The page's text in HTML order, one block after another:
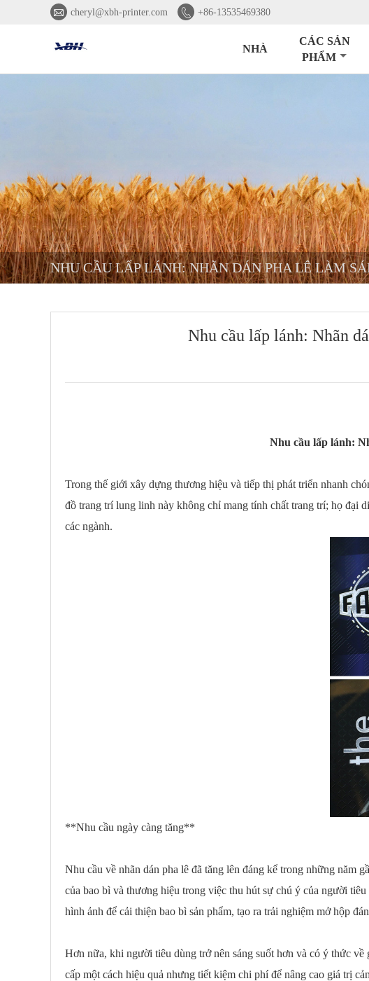
 cheryl@xbh-printer.com  +86-13535469380
NHÀ
CÁC SẢN
PHẨM
NHU CẦU LẤP LÁNH: NHÃN DÁN PHA LÊ LÀM
Nhu cầu lấp lánh: Nhãn
Nhu cầu lấp lánh:
Trong thế giới xây dựng thương hiệu và tiếp thị phát triển nhanh
đồ trang trí lung linh này không chỉ mang tính chất trang trí; họ đại
các ngành.
**Nhu cầu ngày càng tăng**
Nhu cầu về nhãn dán pha lê đã tăng lên đáng kể trong những năm
của bao bì và thương hiệu trong việc thu hút sự chú ý của người
hình ảnh để cải thiện bao bì sản phẩm, tạo ra trải nghiệm mở hộp
Hơn nữa, khi người tiêu dùng trở nên sáng suốt hơn và có ý thức
cấp một cách hiệu quả nhưng tiết kiệm chi phí để nâng cao giá trị